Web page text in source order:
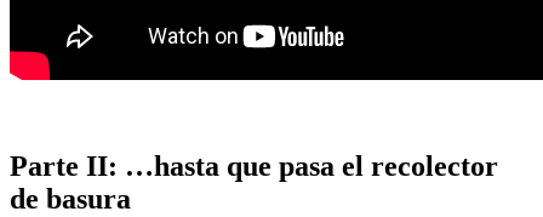
Parte II: …hasta que pasa el recolector
de basura